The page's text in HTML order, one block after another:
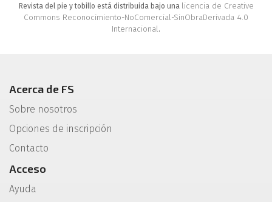
Revista del pie y tobillo está distribuida bajo una licencia de Creative
Commons Reconocimiento-NoComercial-SinObraDerivada 4.0
Internacional.
Acerca de FS
Sobre nosotros
Opciones de inscripción
Contacto
Acceso
Ayuda